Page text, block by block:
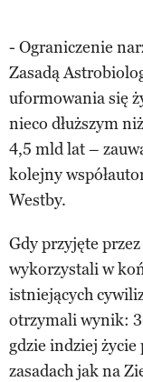
- Ograniczenie
Zasadą
uformowania się
nieco dłuższym
4,5 mld lat –
kolejny
Westby.
Gdy przyjęte
wykorzystali w
istniejących
otrzymali wynik:
gdzie indziej
zasadach jak na